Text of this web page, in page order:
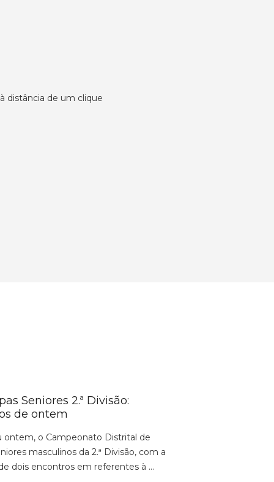
distância de um clique
Seniores 2.ª Divisão:
de ontem
ontem, o Campeonato Distrital de
masculinos da 2.ª Divisão, com a
dois encontros em referentes à ...